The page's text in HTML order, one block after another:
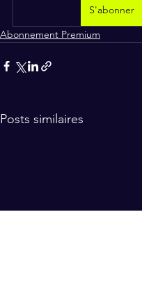
S'abonner
Abonnement Premium
Posts similaires